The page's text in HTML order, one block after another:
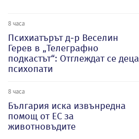
8 часа
Психиатърът д-р Веселин
Герев в „Телеграфно
подкастът“: Отглеждат се деца
психопати
8 часа
България иска извънредна
помощ от ЕС за
животновъдите